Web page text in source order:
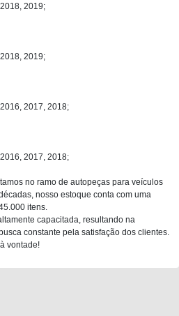
2019;
2019;
2017, 2018;
2017, 2018;
no ramo de autopeças para veículos
nosso estoque conta com uma
itens.
capacitada, resultando na
constante pela satisfação dos clientes.
vontade!